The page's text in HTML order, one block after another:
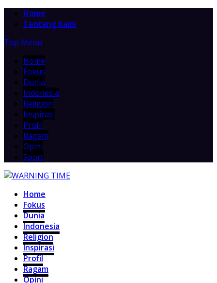
Home
Tentang Kami
Top Menu
Home
Fokus
Dunia
Indonesia
Religion
Inspirasi
Profil
Ragam
Opini
Sport
Home
Fokus
Dunia
Indonesia
Religion
Inspirasi
Profil
Ragam
Opini